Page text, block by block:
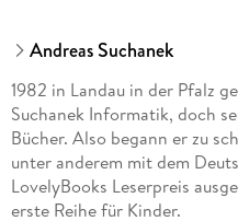
Andreas Suchanek
1982 in Landau in der Pfalz
Suchanek Informatik, doch
Bücher. Also begann er zu
unter anderem mit dem
LovelyBooks Leserpreis
erste Reihe für Kinder.